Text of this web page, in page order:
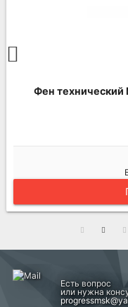
Фен технический
Есть вопрос
или нужна